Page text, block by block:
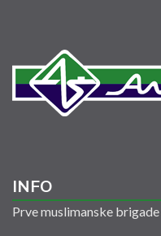
INFO
Prve muslimanske